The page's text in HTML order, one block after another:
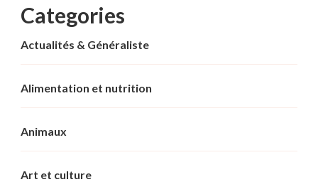
Categories
Actualités & Généraliste
Alimentation et nutrition
Animaux
Art et culture